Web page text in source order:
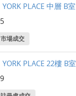
YORK PLACE 中層 B室
市場成交
YORK PLACE 22樓 B室